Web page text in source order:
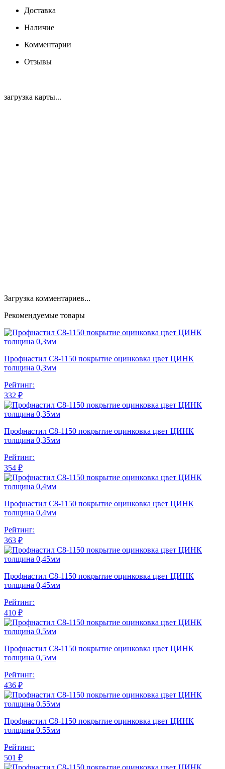
Доставка
Наличие
Комментарии
Отзывы
загрузка карты...
Загрузка комментариев...
Рекомендуемые товары
Профнастил С8-1150 покрытие оцинковка цвет ЦИНК
толщина 0,3мм
Рейтинг:
332 ₽
Профнастил С8-1150 покрытие оцинковка цвет ЦИНК
толщина 0,35мм
Рейтинг:
354 ₽
Профнастил С8-1150 покрытие оцинковка цвет ЦИНК
толщина 0,4мм
Рейтинг:
363 ₽
Профнастил С8-1150 покрытие оцинковка цвет ЦИНК
толщина 0,45мм
Рейтинг:
410 ₽
Профнастил С8-1150 покрытие оцинковка цвет ЦИНК
толщина 0,5мм
Рейтинг:
436 ₽
Профнастил С8-1150 покрытие оцинковка цвет ЦИНК
толщина 0.55мм
Рейтинг:
501 ₽